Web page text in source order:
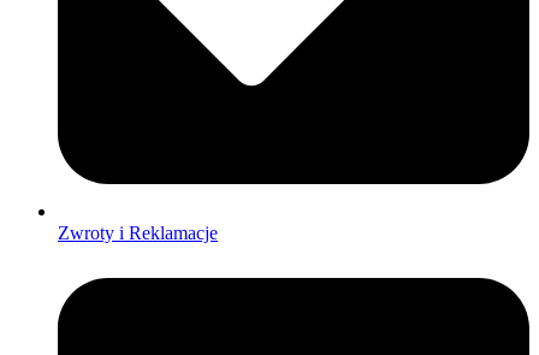
Zwroty i Reklamacje